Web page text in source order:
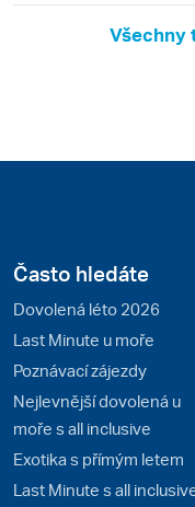
Všechny
Často hledáte
Dovolená léto 2026
Last Minute u moře
Poznávací zájezdy
Nejlevnější dovolená u
moře s all inclusive
Exotika s přímým letem
Last Minute s all